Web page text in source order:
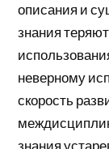
описания и
знания
неверному
скорость